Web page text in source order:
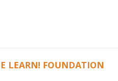
LEARN! FOUNDATION